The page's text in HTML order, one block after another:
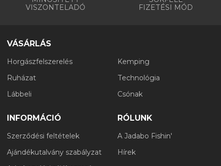
VISZONTELADÓ
FIZETÉSI MÓD
VÁSÁRLÁS
Horgászfelszerelés
Ruházat
Lábbeli
Kemping
Technológia
Csónak
INFORMÁCIÓ
Szerződési feltételek
Ajándékutalvány szabályzat
RÓLUNK
A Jadabo Fishin'
Hírek